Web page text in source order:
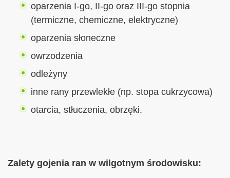
oparzenia I-go, II-go oraz III-go stopnia
(termiczne, chemiczne, elektryczne)
oparzenia słoneczne
owrzodzenia
odleżyny
inne rany przewlekłe (np. stopa cukrzycowa)
otarcia, stłuczenia, obrzęki.
Zalety gojenia ran w wilgotnym środowisku: